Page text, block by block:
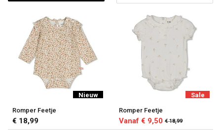
rompers
FiaLia
Kinderkleding
Nieuw
Romper Feetje
€ 18,99
Sale
Romper Feetje
Vanaf € 9,50 € 18,99